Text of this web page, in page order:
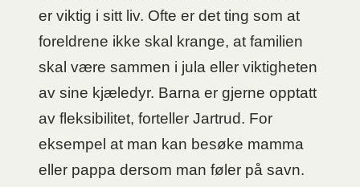
er viktig i sitt liv. Ofte er det ting som at
foreldrene ikke skal krange, at familien
skal være sammen i jula eller viktigheten
av sine kjæledyr. Barna er gjerne opptatt
av fleksibilitet, forteller Jartrud. For
eksempel at man kan besøke mamma
eller pappa dersom man føler på savn.